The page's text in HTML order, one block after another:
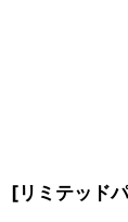
[リミテッド